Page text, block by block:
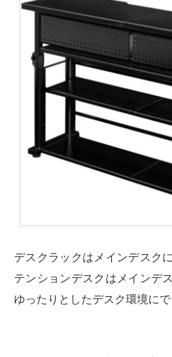
デスクラックはメインデスク
テンションデスクはメインデ
ゆったりとしたデスク環境にで